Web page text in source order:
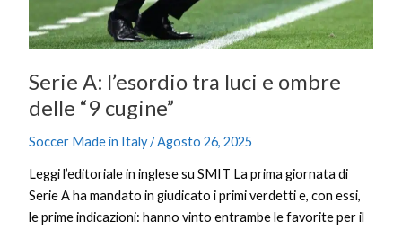
Serie A: l’esordio tra luci e ombre
delle “9 cugine”
Soccer Made in Italy/Agosto 26, 2025
Leggi l’editoriale in inglese su SMIT La prima giornata di
Serie A ha mandato in giudicato i primi verdetti e, con essi,
le prime indicazioni: hanno vinto entrambe le favorite per il
cugine”